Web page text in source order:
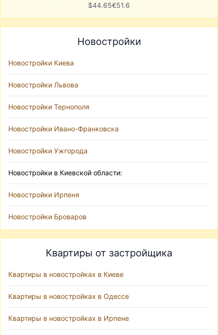
$44.65€51.6
Новостройки
Новостройки Киева
Новостройки Львова
Новостройки Тернополя
Новостройки Ивано-Франковска
Новостройки Ужгорода
Новостройки в Киевской области:
Новостройки Ирпеня
Новостройки Броваров
Квартиры от застройщика
Квартиры в новостройках в Киеве
Квартиры в новостройках в Одессе
Квартиры в новостройках в Ирпене